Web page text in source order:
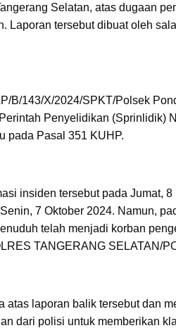
Selatan, atas dugaan
Laporan tersebut dibuat oleh
B/143/X/2024/SPKT/Polsek
Penyelidikan (Sprinlidik)
pada Pasal 351 KUHP.
insiden tersebut pada Jumat,
7 Oktober 2024. Namun,
telah menjadi korban
TANGERANG SELATAN/
atas laporan balik tersebut dan
dari polisi untuk memberikan